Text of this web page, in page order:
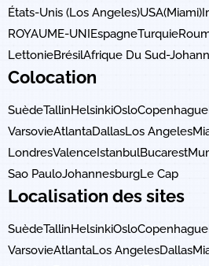
États-Unis (Los Angeles)USA(Miami)
ROYAUME-UNI EspagneTurquie
LettonieBrésilAfrique Du Sud-
Colocation
SuèdeTallinHelsinkiOsloCopenhague
VarsovieAtlantaDallasLos Angeles
LondresValence IstanbulBucarest
Sao PauloJohannesburgLe Cap
Localisation des sites
SuèdeTallinHelsinkiOsloCopenhague
VarsovieAtlantaLos AngelesDallas